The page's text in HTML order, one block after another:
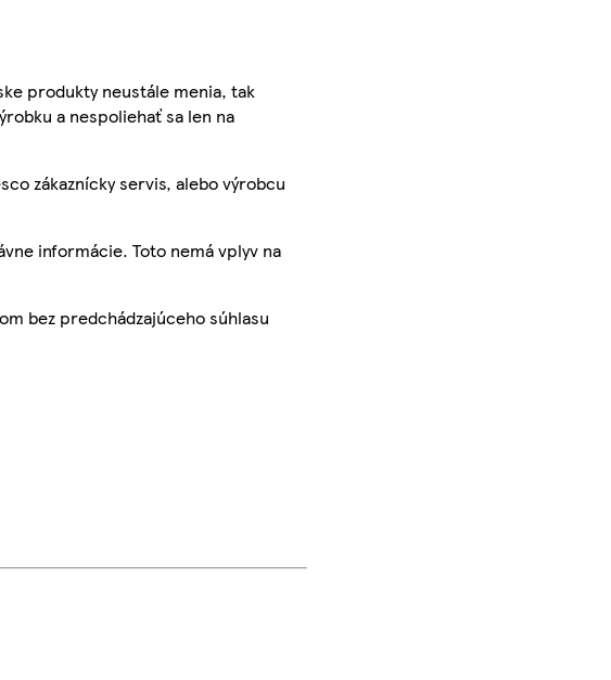
produkty neustále menia, tak
a nespoliehať sa len na
zákaznícky servis, alebo výrobcu
informácie. Toto nemá vplyv na
bez predchádzajúceho súhlasu